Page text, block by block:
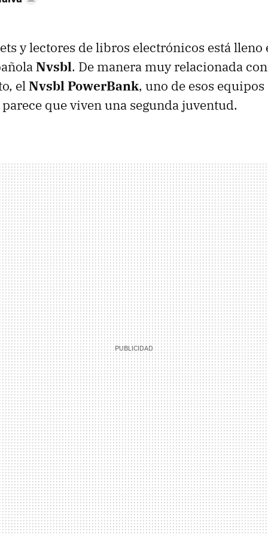
y lectores de libros electrónicos está lleno
Nvsbl. De manera muy relacionada
elNvsbl PowerBank, uno de esos
que viven una segunda juventud.